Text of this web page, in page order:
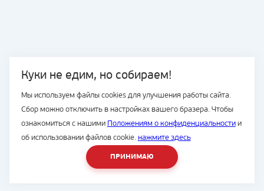
Куки не едим, но собираем!
Мы используем файлы cookies для улучшения работы сайта.
Сбор можно отключить в настройках вашего бразера. Чтобы
ознакомиться с нашими Положениям о конфиденциальностии
об использовании файлов cookie. нажмите здесь
ПРИНИМАЮ